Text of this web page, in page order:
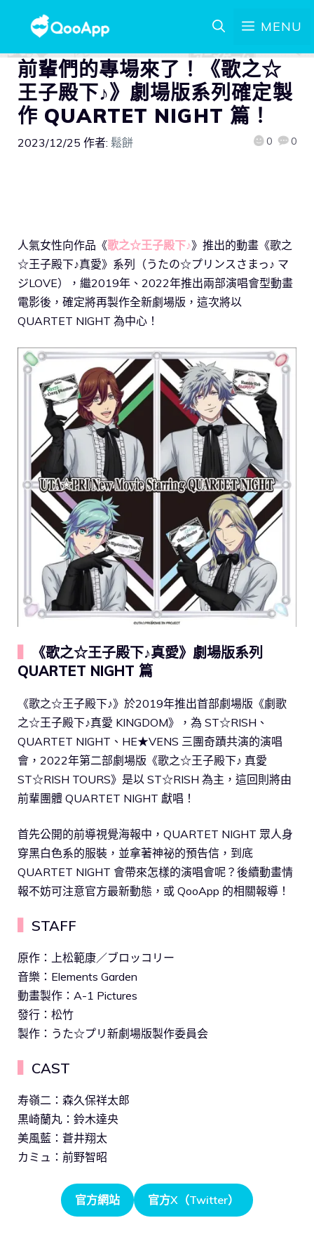
MENU
前輩們的專場來了！《歌之☆
王子殿下♪》劇場版系列確定製
作 QUARTET NIGHT 篇！
2023/12/25 作者: 鬆餅 0 0
人氣女性向作品《歌之☆王子殿下♪》推出的動畫《歌之
☆王子殿下♪真愛》系列（うたの☆プリンスさまっ♪ マ
ジLOVE），繼2019年、2022年推出兩部演唱會型動畫
電影後，確定將再製作全新劇場版，這次將以
QUARTET NIGHT 為中心！
《歌之☆王子殿下♪真愛》劇場版系列
QUARTET NIGHT 篇
《歌之☆王子殿下♪》於2019年推出首部劇場版《劇歌
之☆王子殿下♪真愛 KINGDOM》，為 ST☆RISH、
QUARTET NIGHT、HE★VENS 三團奇蹟共演的演唱
會，2022年第二部劇場版《歌之☆王子殿下♪ 真愛
ST☆RISH TOURS》是以 ST☆RISH 為主，這回則將由
前輩團體 QUARTET NIGHT 獻唱！
首先公開的前導視覺海報中，QUARTET NIGHT 眾人身
穿黑白色系的服裝，並拿著神祕的預告信，到底
QUARTET NIGHT 會帶來怎樣的演唱會呢？後續動畫情
報不妨可注意官方最新動態，或 QooApp 的相關報導！
STAFF
原作：上松範康／ブロッコリー
音樂：Elements Garden
動畫製作：A-1 Pictures
發行：松竹
製作：うた☆プリ新劇場版製作委員会
CAST
寿嶺二：森久保祥太郎
黒崎蘭丸：鈴木達央
美風藍：蒼井翔太
カミュ：前野智昭
官方網站 官方X（Twitter）